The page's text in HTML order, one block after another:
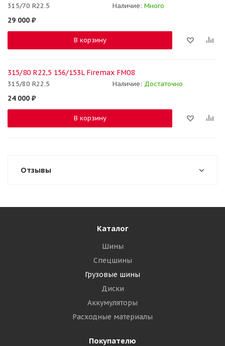
315/70 R22.5 Наличие: Много
29 000 ₽
В корзину
315/80 R22,5 156/153L Firemax FM08
315/80 R22.5 Наличие: Достаточно
24 000 ₽
В корзину
Отзывы
Каталог
Шины
Спецшины
Грузовые шины
Диски
Аккумуляторы
Расходные материалы
Покупателю